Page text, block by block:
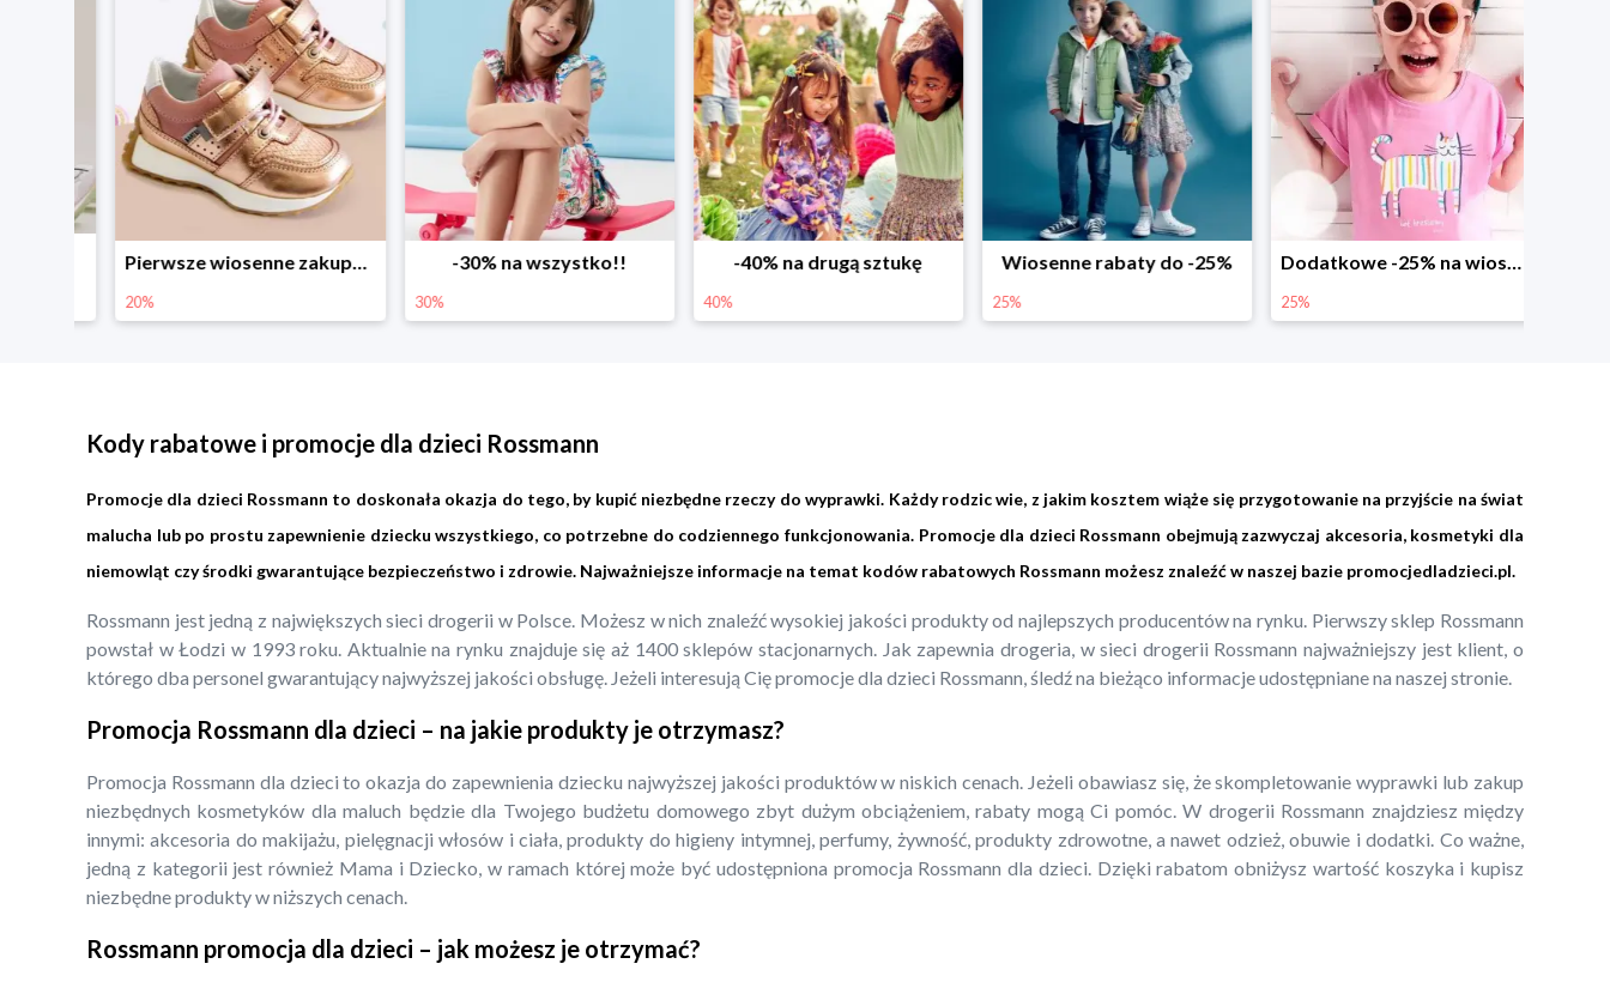
Pierwsze wiosenne zakupy -20% -30% na wszystko!! -40% na drugą sztukę Wiosenne rabaty do -25% Dodatkowe -25% na wiosenne nowości
Kody rabatowe i promocje dla dzieci Rossmann
Promocje dla dzieci Rossmann to doskonała okazja do tego, by kupić niezbędne rzeczy do wyprawki. Każdy rodzic wie, z jakim kosztem wiąże się przygotowanie na przyjście na świat
malucha lub po prostu zapewnienie dziecku wszystkiego, co potrzebne do codziennego funkcjonowania. Promocje dla dzieci Rossmann obejmują zazwyczaj akcesoria, kosmetyki dla
niemowląt czy środki gwarantujące bezpieczeństwo i zdrowie. Najważniejsze informacje na temat kodów rabatowych Rossmann możesz znaleźć w naszej bazie promocjedladzieci.pl.
Rossmann jest jedną z największych sieci drogerii w Polsce. Możesz w nich znaleźć wysokiej jakości produkty od najlepszych producentów na rynku. Pierwszy sklep Rossmann
powstał w Łodzi w 1993 roku. Aktualnie na rynku znajduje się aż 1400 sklepów stacjonarnych. Jak zapewnia drogeria, w sieci drogerii Rossmann najważniejszy jest klient, o
którego dba personel gwarantujący najwyższej jakości obsługę. Jeżeli interesują Cię promocje dla dzieci Rossmann, śledź na bieżąco informacje udostępniane na naszej stronie.
Promocja Rossmann dla dzieci – na jakie produkty je otrzymasz?
Promocja Rossmann dla dzieci to okazja do zapewnienia dziecku najwyższej jakości produktów w niskich cenach. Jeżeli obawiasz się, że skompletowanie wyprawki lub zakup
niezbędnych kosmetyków dla maluch będzie dla Twojego budżetu domowego zbyt dużym obciążeniem, rabaty mogą Ci pomóc. W drogerii Rossmann znajdziesz między
innymi: akcesoria do makijażu, pielęgnacji włosów i ciała, produkty do higieny intymnej, perfumy, żywność, produkty zdrowotne, a nawet odzież, obuwie i dodatki. Co ważne,
jedną z kategorii jest również Mama i Dziecko, w ramach której może być udostępniona promocja Rossmann dla dzieci. Dzięki rabatom obniżysz wartość koszyka i kupisz
niezbędne produkty w niższych cenach.
Rossmann promocja dla dzieci – jak możesz je otrzymać?